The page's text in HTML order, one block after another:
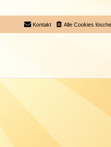
Alle Cookies
Kontakt